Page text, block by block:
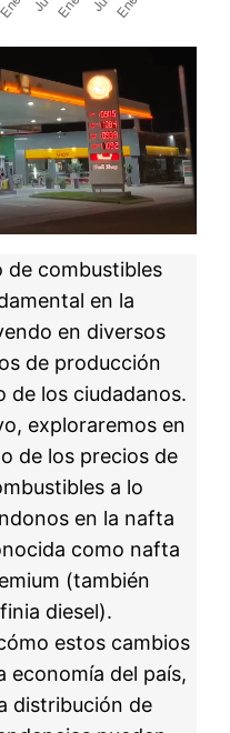
de combustibles
en la
en diversos
de producción
de los ciudadanos.
exploraremos en
de los precios de
a lo
en la nafta
como nafta
(también
diesel).
estos cambios
economía del país,
distribución de